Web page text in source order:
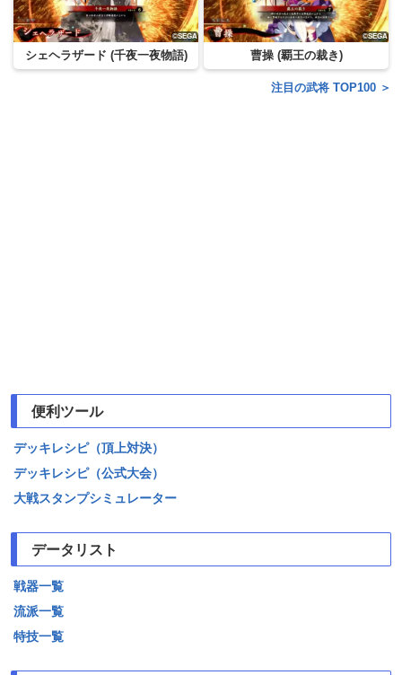
シェヘラザード (千夜一夜物語) 曹操 (覇王の裁き)
注目の武将 TOP100 ＞
便利ツール
デッキレシピ（頂上対決）
デッキレシピ（公式大会）
大戦スタンプシミュレーター
データリスト
戦器一覧
流派一覧
特技一覧